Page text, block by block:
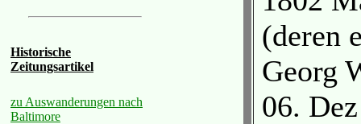
Historische
Zeitungsartikel
zu Auswanderungen nach
Baltimore
(deren
Georg
06.